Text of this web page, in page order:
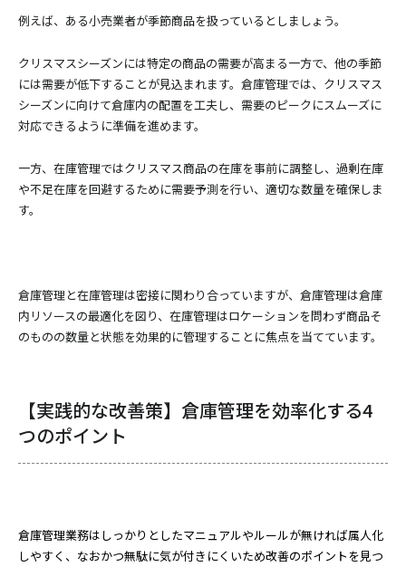
例えば、ある小売業者が季節商品を扱っているとしましょう。
クリスマスシーズンには特定の商品の需要が高まる一方で、他の季節
には需要が低下することが見込まれます。倉庫管理では、クリスマス
シーズンに向けて倉庫内の配置を工夫し、需要のピークにスムーズに
対応できるように準備を進めます。
一方、在庫管理ではクリスマス商品の在庫を事前に調整し、過剰在庫
や不足在庫を回避するために需要予測を行い、適切な数量を確保しま
す。
倉庫管理と在庫管理は密接に関わり合っていますが、倉庫管理は倉庫
内リソースの最適化を図り、在庫管理はロケーションを問わず商品そ
のものの数量と状態を効果的に管理することに焦点を当てています。
【実践的な改善策】倉庫管理を効率化する4
つのポイント
倉庫管理業務はしっかりとしたマニュアルやルールが無ければ属人化
しやすく、なおかつ無駄に気が付きにくいため改善のポイントを見つ